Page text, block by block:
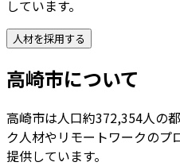
しています。
人材を採用する
高崎市について
高崎市は人口約372,354人の
ク人材やリモートワークのプ
提供しています。